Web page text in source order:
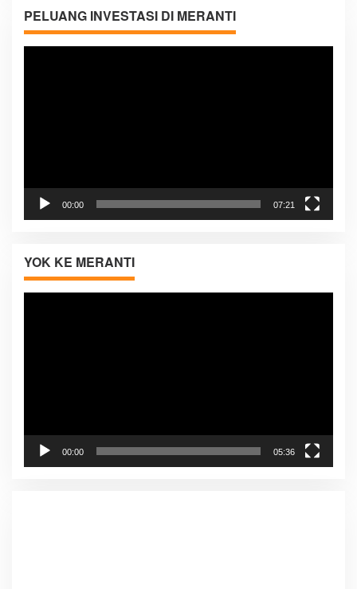
PELUANG INVESTASI DI MERANTI
00:00 07:21
YOK KE MERANTI
00:00 05:36